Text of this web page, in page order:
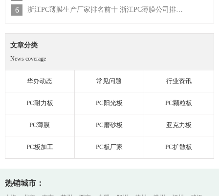
6 浙江PC薄膜生产厂家排名前十 浙江PC薄膜公司排行榜
文章分类
News coverage
华办动态 常见问题 行业资讯
PC耐力板 PC阳光板 PC颗粒板
PC薄膜 PC磨砂板 亚克力板
PC板加工 PC板厂家 PC扩散板
热销城市：